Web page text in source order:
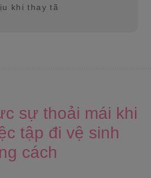
khi thay tã
sự thoải mái khi
tập đi vệ sinh
cách